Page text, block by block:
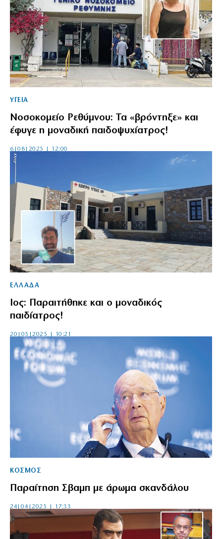
ΥΓΕΙΑ
Νοσοκομείο Ρεθύμνου: Τα «βρόντηξε» και
έφυγε η μοναδική παιδοψυχίατρος!
6|08|2025 | 12:00
ΕΛΛΑΔΑ
Ιος: Παραιτήθηκε και ο μοναδικός
παιδίατρος!
20|05|2025 | 10:21
ΚΟΣΜΟΣ
Παραίτηση Σβαμπ με άρωμα σκανδάλου
24|04|2025 | 17:33